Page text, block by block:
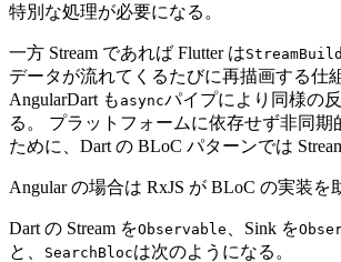
特別な処理が必要になる。
一方 Stream であれば Flutter は
データが流れてくるたびに再描画する仕
AngularDart も asyncパイプにより同様の
る。 プラットフォームに依存せず非同期
ために、Dart の BLoC パターンでは
Angular の場合は RxJS が BLoC の実装を
Dart の Stream をObservable 、Sink を
と、
SearchBlocは次のようになる。